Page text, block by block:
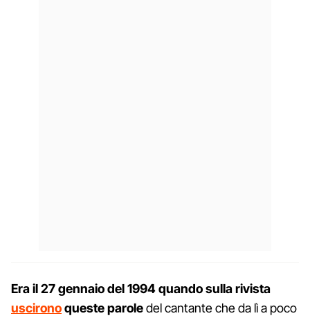
Era il 27 gennaio del 1994 quando sulla rivista
uscironoqueste paroledel cantante che da lì a poco